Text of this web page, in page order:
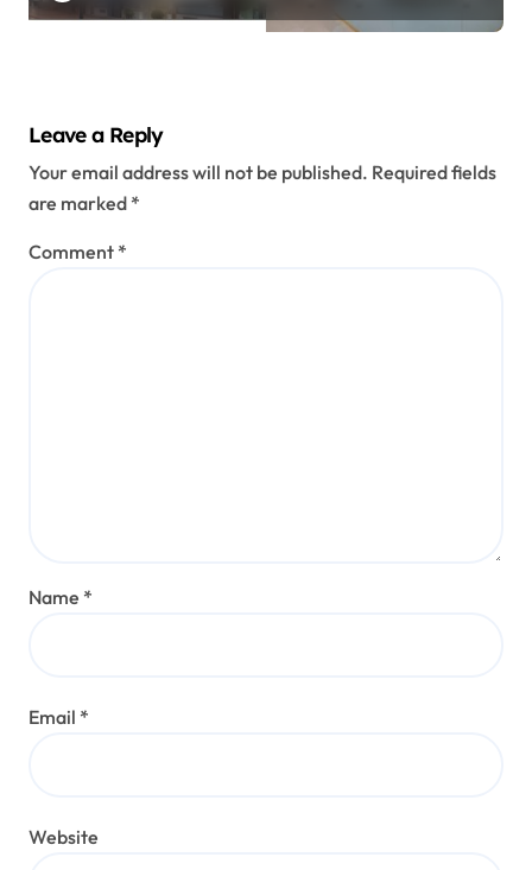
Leave a Reply
Your email address will not be published. Required fields
are marked *
Comment *
Name *
Email *
Website